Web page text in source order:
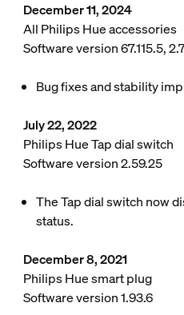
December 11, 2024
All Philips Hue accessories
Software version 67.115.5,
Bug fixes and stability
July 22, 2022
Philips Hue Tap dial switch
Software version 2.59.25
The Tap dial switch now
status.
December 8, 2021
Philips Hue smart plug
Software version 1.93.6